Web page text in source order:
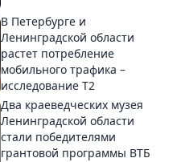
В Петербурге и
Ленинградской области
растет потребление
мобильного трафика –
исследование T2
Два краеведческих музея
Ленинградской области
стали победителями
грантовой программы ВТБ